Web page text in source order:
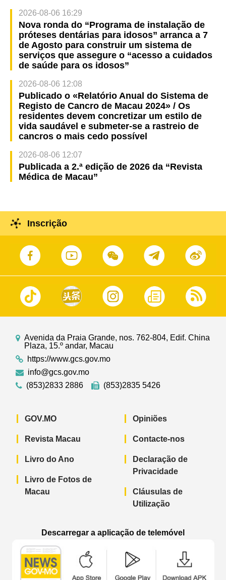
2026-08-06 16:29
Nova ronda do “Programa de instalação de
próteses dentárias para idosos” arranca a 7
de Agosto para construir um sistema de
serviços que assegure o “acesso a cuidados
de saúde para os idosos”
2026-08-06 12:08
Publicado o «Relatório Anual do Sistema de
Registo de Cancro de Macau 2024» / Os
residentes devem concretizar um estilo de
vida saudável e submeter-se a rastreio de
cancros o mais cedo possível
2026-08-06 12:07
Publicada a 2.ª edição de 2026 da “Revista
Médica de Macau”
Inscrição
Avenida da Praia Grande, nos. 762-804, Edif. China
Plaza, 15.º andar, Macau
https://www.gcs.gov.mo
info@gcs.gov.mo
(853)2833 2886
(853)2835 5426
GOV.MO
Revista Macau
Livro do Ano
Livro de Fotos de
Macau
Opiniões
Contacte-nos
Declaração de
Privacidade
Cláusulas de
Utilização
Descarregar a aplicação de telemóvel